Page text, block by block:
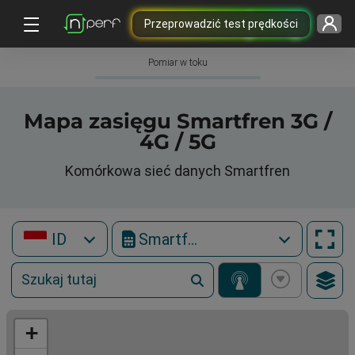
Przeprowadzić test prędkości
Pomiar w toku
Mapa zasięgu Smartfren 3G /
4G / 5G
Komórkowa sieć danych Smartfren
ID Smartfren
+